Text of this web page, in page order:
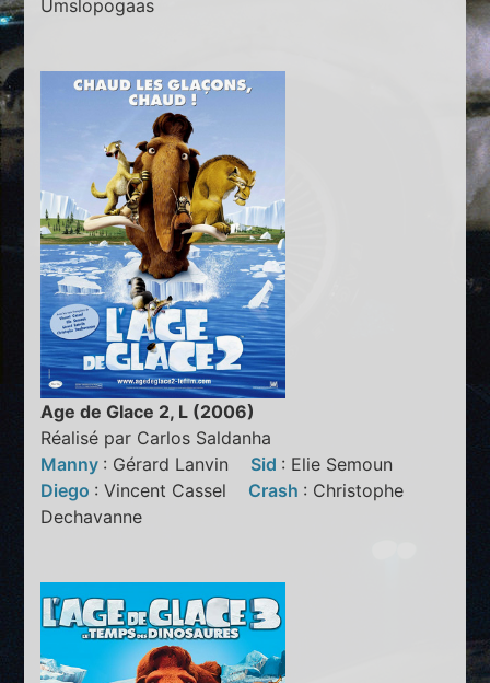
Umslopogaas
Age de Glace 2, L (2006)
Réalisé par Carlos Saldanha
Manny : Gérard Lanvin Sid : Elie Semoun
Diego : Vincent Cassel Crash : Christophe
Dechavanne